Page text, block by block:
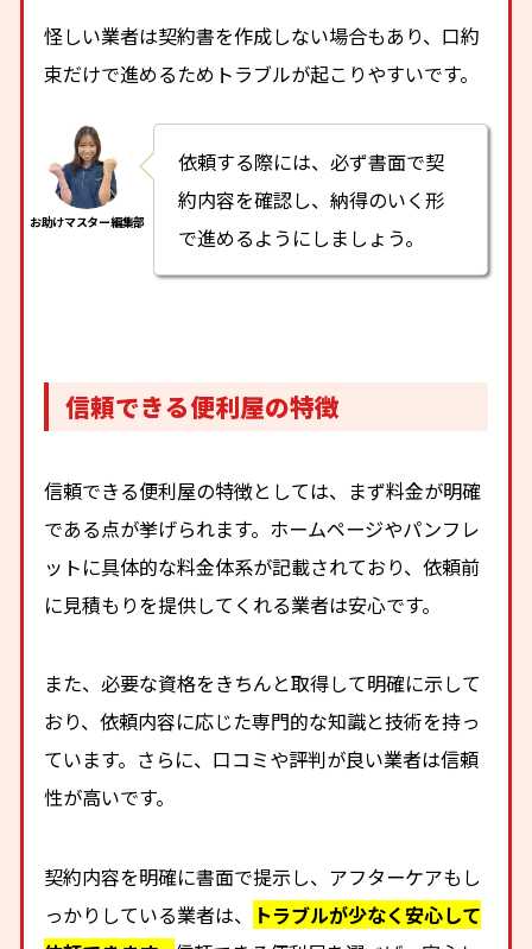
怪しい業者は契約書を作成しない場合もあり、口約
束だけで進めるためトラブルが起こりやすいです。
依頼する際には、必ず書面で契
約内容を確認し、納得のいく形
で進めるようにしましょう。
信頼できる便利屋の特徴
信頼できる便利屋の特徴としては、まず料金が明確
である点が挙げられます。ホームページやパンフレ
ットに具体的な料金体系が記載されており、依頼前
に見積もりを提供してくれる業者は安心です。
また、必要な資格をきちんと取得して明確に示して
おり、依頼内容に応じた専門的な知識と技術を持っ
ています。さらに、口コミや評判が良い業者は信頼
性が高いです。
契約内容を明確に書面で提示し、アフターケアもし
っかりしている業者は、
トラブルが少なく安心して